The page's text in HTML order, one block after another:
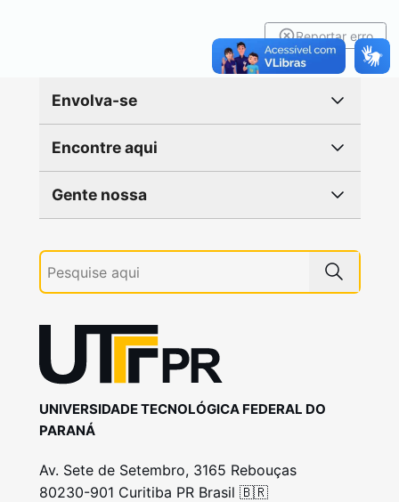
Reportar erro
Envolva-se
Encontre aqui
Gente nossa
UNIVERSIDADE TECNOLÓGICA FEDERAL DO
PARANÁ
Av. Sete de Setembro, 3165 Rebouças
80230-901 Curitiba PR Brasil 🇧🇷